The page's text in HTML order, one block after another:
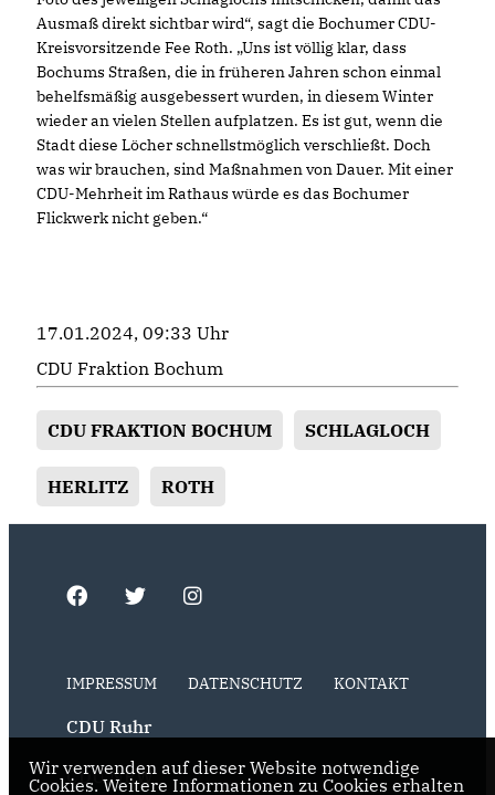
Ausmaß direkt sichtbar wird“, sagt die Bochumer CDU-
Kreisvorsitzende Fee Roth. „Uns ist völlig klar, dass
Bochums Straßen, die in früheren Jahren schon einmal
behelfsmäßig ausgebessert wurden, in diesem Winter
wieder an vielen Stellen aufplatzen. Es ist gut, wenn die
Stadt diese Löcher schnellstmöglich verschließt. Doch
was wir brauchen, sind Maßnahmen von Dauer. Mit einer
CDU-Mehrheit im Rathaus würde es das Bochumer
Flickwerk nicht geben.“
17.01.2024, 09:33 Uhr
CDU Fraktion Bochum
CDU FRAKTION BOCHUM SCHLAGLOCH
HERLITZ ROTH
IMPRESSUM DATENSCHUTZ KONTAKT
CDU Ruhr
CDU NRW
Wir verwenden auf dieser Website notwendige
Cookies. Weitere Informationen zu Cookies erhalten